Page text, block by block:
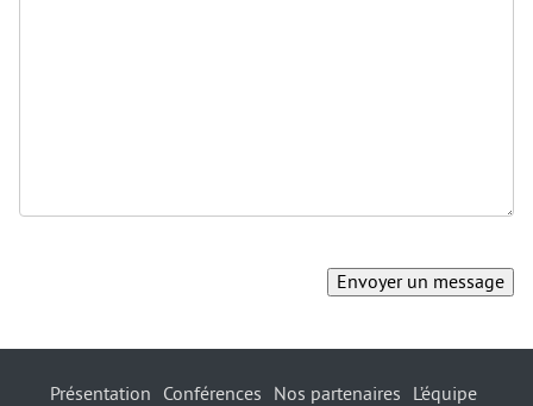
Présentation Conférences Nos partenaires
L’équipe